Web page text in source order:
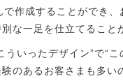
で作成することができ、
な一足を仕立てること
ういったデザイン”で“こ
のあるお客さまも多い